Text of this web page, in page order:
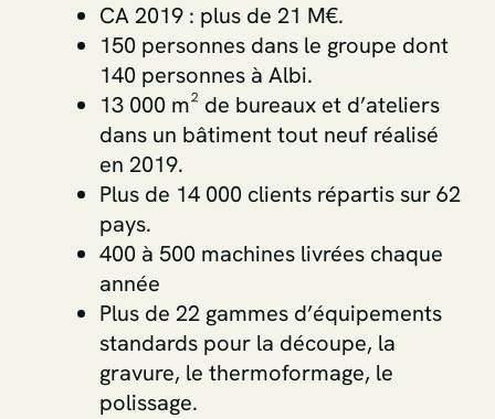
CA 2019 : plus de 21 M€.
150 personnes dans le groupe dont
140 personnes à Albi.
13 000 m² de bureaux et d’ateliers
dans un bâtiment tout neuf réalisé
en 2019.
Plus de 14 000 clients répartis sur 62
pays.
400 à 500 machines livrées chaque
année
Plus de 22 gammes d’équipements
standards pour la découpe, la
gravure, le thermoformage, le
polissage.